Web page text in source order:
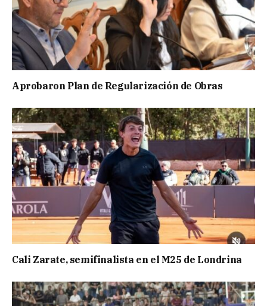
Aprobaron Plan de Regularización de Obras
Cali Zarate, semifinalista en el M25 de Londrina